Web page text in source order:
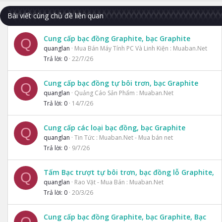
Bài viết cùng chủ đề liên quan
Q Cung cấp bạc đồng Graphite, bạc Graphite
quanglan
Mua Bán Máy Tính PC Và Linh Kiện : Muaban.Net
Trả lời 0 22/7/26
Q Cung cấp bạc đồng tự bôi trơn, bạc Graphite
quanglan
Quảng Cáo Sản Phẩm : Muaban.Net
Trả lời 0 14/7/26
Q Cung cấp các loại bạc đồng, bạc Graphite
quanglan Tin Tức : Muaban.Net - Mua bán net
Trả lời 0 9/7/26
Q Tấm Bạc trượt tự bôi trơn, bạc đồng lỗ Graphite,
quanglan
Rao Vặt - Mua Bán : Muaban.Net
Trả lời 0 20/3/26
Cung cấp bạc đồng Graphite, bạc Graphite, Bạc